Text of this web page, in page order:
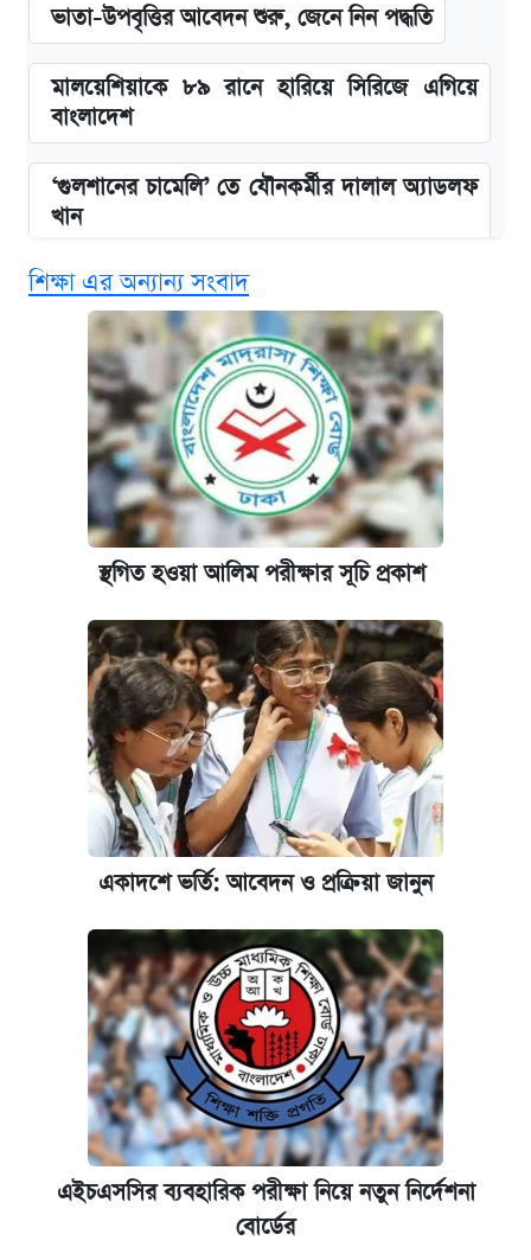
ভাতা-উপবৃত্তির আবেদন শুরু, জেনে নিন পদ্ধতি
মালয়েশিয়াকে ৮৯ রানে হারিয়ে সিরিজে এগিয়ে
বাংলাদেশ
‘গুলশানের চামেলি’ তে যৌনকর্মীর দালাল অ্যাডলফ
খান
কবে শুরু হচ্ছে ঢাবির ভর্তি আবেদন, জানাল কর্তৃপক্ষ
এক ক্লিকে জেনে নিন আইফোন ১৮ প্রো ম্যাক্সের
দাম ও ফিচার
নবম জাতীয় পে-স্কেল নিয়ে সর্বশেষ যা জানা গেল
পাঁচ দপ্তরে নতুন সচিব নিয়োগ দিল সরকার
আজকের বাজারে স্বর্ণ-রুপার দাম (৫ আগস্ট)
কবে হবে মেডিকেল ভর্তি পরীক্ষা, জানা গেল যা
আজকের বাজারে স্বর্ণের দাম (৪ আগস্ট)
রাষ্ট্রবিরোধী কর্মকাণ্ড: ঢাবির কয়েকজন শিক্ষকের
বিরুদ্ধে ব্যবস্থা
পিএসসিতে আরও চার সদস্য নিয়োগ
শিক্ষা এর অন্যান্য সংবাদ
স্থগিত হওয়া আলিম পরীক্ষার সূচি প্রকাশ
একাদশে ভর্তি: আবেদন ও প্রক্রিয়া জানুন
এইচএসসির ব্যবহারিক পরীক্ষা নিয়ে নতুন নির্দেশনা
বোর্ডের